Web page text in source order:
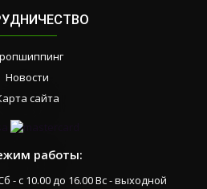
Новости
сайта
работы:
- с 10.00 до 16.00 Вс - выходной